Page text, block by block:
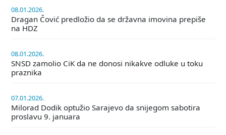
08.01.2026.
Dragan Čović predložio da se državna imovina prepiše
na HDZ
08.01.2026.
SNSD zamolio CiK da ne donosi nikakve odluke u toku
praznika
07.01.2026.
Milorad Dodik optužio Sarajevo da snijegom sabotira
proslavu 9. januara